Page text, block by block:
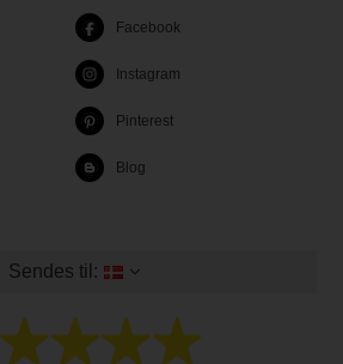
Facebook
Instagram
Pinterest
Blog
Sendes til: